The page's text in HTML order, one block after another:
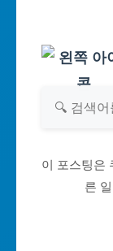
이 포스팅은
른